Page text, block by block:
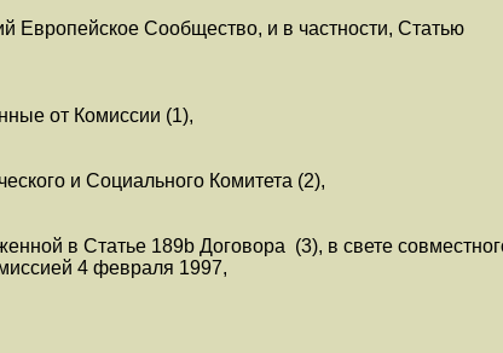
Европейское Сообщество, и в частности, Статью
от Комиссии (1),
и Социального Комитета (2),
в Статье 189b Договора (3), в свете
4 февраля 1997,